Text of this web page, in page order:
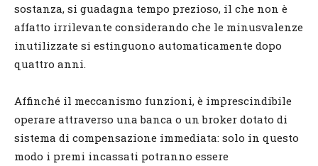
sostanza, si guadagna tempo prezioso, il che non è
affatto irrilevante considerando che le minusvalenze
inutilizzate si estinguono automaticamente dopo
quattro anni.
Affinché il meccanismo funzioni, è imprescindibile
operare attraverso una banca o un broker dotato di
sistema di compensazione immediata: solo in questo
modo i premi incassati potranno essere